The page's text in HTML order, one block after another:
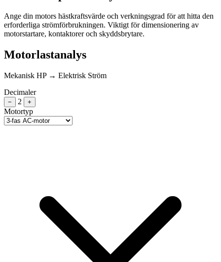
Ange din motors hästkraftsvärde och verkningsgrad för att hitta den
erforderliga strömförbrukningen. Viktigt för dimensionering av
motorstartare, kontaktorer och skyddsbrytare.
Motorlastanalys
Mekanisk HP → Elektrisk Ström
Decimaler
− 2 +
Motortyp